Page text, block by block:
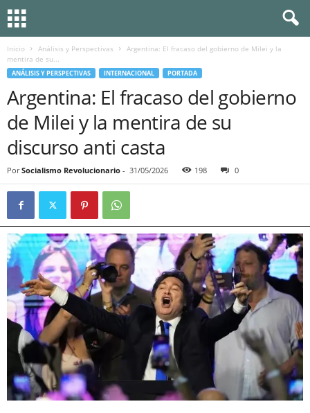
Inicio Análisis y Perspectivas
Argentina: El fracaso del gobierno de Milei y la
mentira de su...
ANÁLISIS Y PERSPECTIVAS INTERNACIONAL PORTADA
Argentina: El fracaso del gobierno
de Milei y la mentira de su
discurso anti casta
Por Socialismo Revolucionario - 31/05/2026 198 0